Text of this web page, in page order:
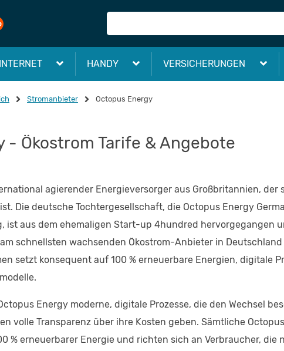
INTERNET HANDY VERSICHERUNGEN
Stromanbieter Octopus Energy
- Ökostrom Tarife & Angebote
agierender Energieversorger aus Großbritannien, der
Die deutsche Tochtergesellschaft, die Octopus Energy
ist aus dem ehemaligen Start-up 4hundred hervorgegangen
schnellsten wachsenden Ökostrom-Anbieter in Deutschland
setzt konsequent auf 100 % erneuerbare Energien, digitale
Energy moderne, digitale Prozesse, die den Wechsel
volle Transparenz über ihre Kosten geben. Sämtliche
% erneuerbarer Energie und richten sich an Verbraucher,